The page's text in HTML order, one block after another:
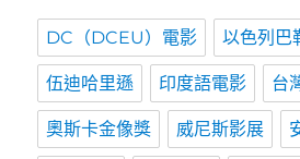
DC（DCEU）電影 以色列巴
伍迪哈里遜 印度語電影 台
奧斯卡金像獎 威尼斯影展